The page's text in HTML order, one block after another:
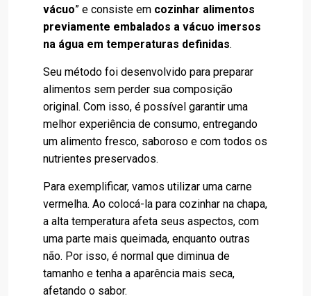
vácuo” e consiste em cozinhar alimentos
previamente embalados a vácuo imersos
na água em temperaturas definidas.
Seu método foi desenvolvido para preparar
alimentos sem perder sua composição
original. Com isso, é possível garantir uma
melhor experiência de consumo, entregando
um alimento fresco, saboroso e com todos os
nutrientes preservados.
Para exemplificar, vamos utilizar uma carne
vermelha. Ao colocá-la para cozinhar na chapa,
a alta temperatura afeta seus aspectos, com
uma parte mais queimada, enquanto outras
não. Por isso, é normal que diminua de
tamanho e tenha a aparência mais seca,
afetando o sabor.